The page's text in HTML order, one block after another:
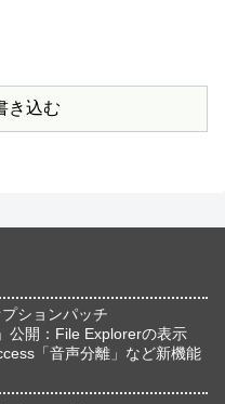
き込む
ションパッチ
公開：File Explorerの表示
「音声分離」など新機能